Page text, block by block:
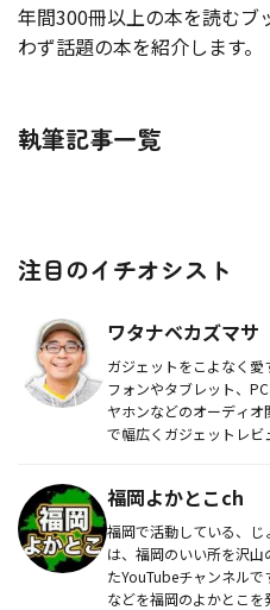
年間300冊以上の本を読むブ
わず話題の本を紹介します。
執筆記事一覧
注目のイチオシスト
ワタナベカズマサ
ガジェットをこよなく
フォンやタブレット、
ヤホンなどのオーディ
で幅広くガジェットレビ
福岡よかとこch
福岡で活動している、
は、福岡のいい所を沢
たYouTubeチャンネル
などを福岡のよかとこ